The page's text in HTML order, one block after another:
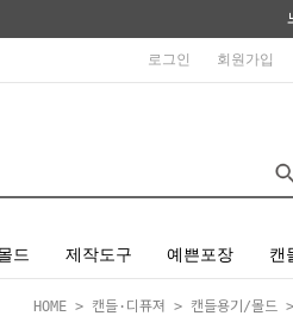
로그인 회원가입
드 제작도구 예쁜포장 캔
HOME > 캔들·디퓨져 > 캔들용기/몰드